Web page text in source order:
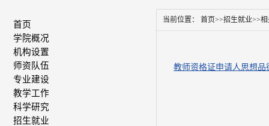
首页
学院概况
机构设置
师资队伍
专业建设
教学工作
科学研究
招生就业
当前位置： 首页>>招生就业>>
教师资格证申请人思想品